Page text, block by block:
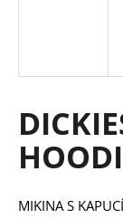
MIKINA S KAPUCÍ
í
?